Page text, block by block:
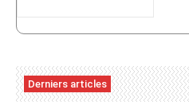
Derniers articles